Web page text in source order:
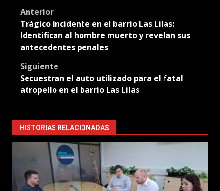
Post
navigation
Anterior
Trágico incidente en el barrio Las Lilas:
Identifican al hombre muerto y revelan sus
antecedentes penales
Siguiente
Secuestran el auto utilizado para el fatal
atropello en el barrio Las Lilas
HISTORIAS RELACIONADAS